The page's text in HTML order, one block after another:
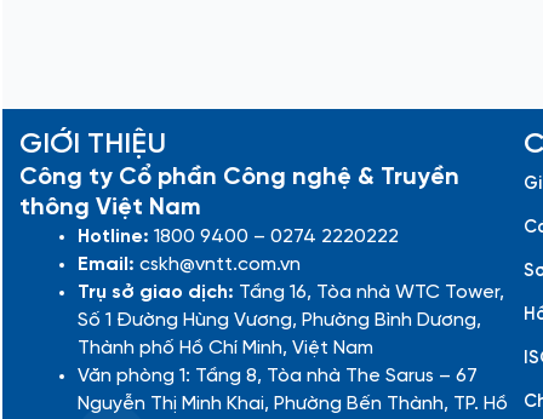
GIỚI THIỆU
Công ty Cổ phần Công nghệ & Truyền
thông Việt Nam
Hotline: 1800 9400 – 0274 2220222
Email: cskh@vntt.com.vn
Trụ sở giao dịch: Tầng 16, Tòa nhà WTC Tower,
Số 1 Đường Hùng Vương, Phường Bình Dương,
Thành phố Hồ Chí Minh, Việt Nam
Văn phòng 1: Tầng 8, Tòa nhà The Sarus – 67
Nguyễn Thị Minh Khai, Phường Bến Thành, TP. Hồ